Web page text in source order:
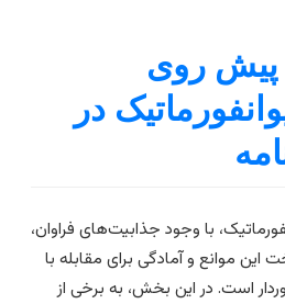
روی
در
با وجود جذابیت‌های فراوان،
و آمادگی برای مقابله با
است. در این بخش، به برخی از